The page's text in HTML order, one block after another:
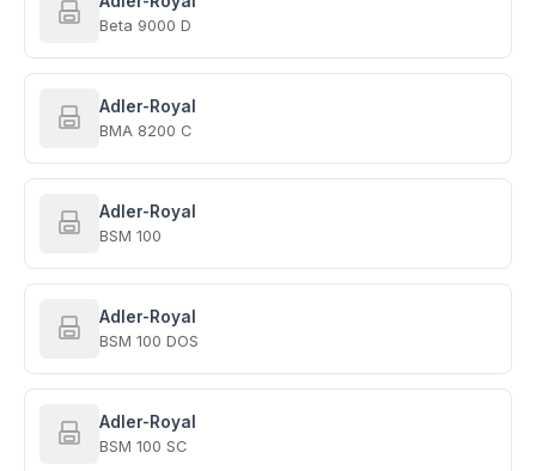
Beta 9000 D
Adler-Royal
BMA 8200 C
Adler-Royal
BSM 100
Adler-Royal
BSM 100 DOS
Adler-Royal
BSM 100 SC